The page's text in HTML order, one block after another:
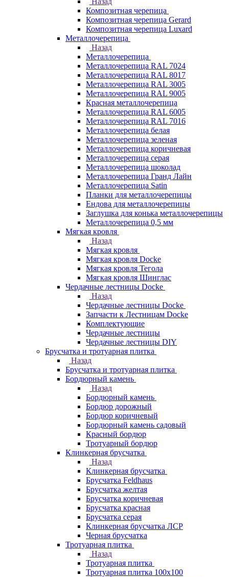
Композитная черепица
Композитная черепица Gerard
Композитная черепица Luxard
Металлочерепица
Назад
Металлочерепица
Металлочерепица RAL 7024
Металлочерепица RAL 8017
Металлочерепица RAL 3005
Металлочерепица RAL 9005
Красная металлочерепица
Металлочерепица RAL 6005
Металлочерепица RAL 7016
Металлочерепица белая
Металлочерепица зеленая
Металлочерепица коричневая
Металлочерепица серая
Металлочерепица шоколад
Металлочерепица Гранд Лайн
Металлочерепица Satin
Планки для металлочерепицы
Ендова для металлочерепицы
Заглушка для конька металлочерепицы
Металлочерепица 0,5 мм
Мягкая кровля
Назад
Мягкая кровля
Мягкая кровля Docke
Мягкая кровля Тегола
Мягкая кровля Шинглас
Чердачные лестницы Docke
Назад
Чердачные лестницы Docke
Запчасти к Лестницам Docke
Комплектующие
Чердачные лестницы
Чердачные лестницы DIY
Брусчатка и тротуарная плитка
Назад
Брусчатка и тротуарная плитка
Бордюрный камень
Назад
Бордюрный камень
Бордюр дорожный
Бордюр коричневый
Бордюрный камень садовый
Красный бордюр
Тротуарный бордюр
Клинкерная брусчатка
Назад
Клинкерная брусчатка
Брусчатка Feldhaus
Брусчатка желтая
Брусчатка коричневая
Брусчатка красная
Брусчатка серая
Клинкерная брусчатка ЛСР
Черная брусчатка
Тротуарная плитка
Назад
Тротуарная плитка
Тротуарная плитка 100x100